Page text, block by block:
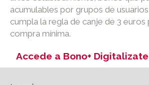
acumulables por grupos de
cumpla la regla de canje de 3 euros
compra mínima.
Accede a Bono+